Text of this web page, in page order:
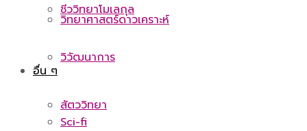
วิทยาศาสตร์ดาวเคราะห์
อื่น ๆ
Sci-fi
ชีววิทยาโมเลกุล
วิวัฒนาการ
สัตววิทยา